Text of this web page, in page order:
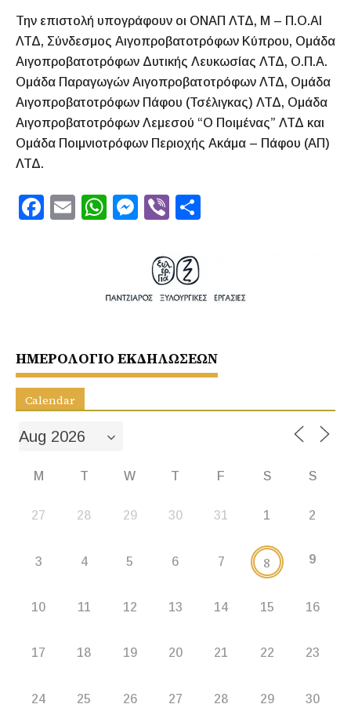
Την επιστολή υπογράφουν οι ΟΝΑΠ ΛΤΔ, Μ – Π.Ο.ΑΙ
ΛΤΔ, Σύνδεσμος Αιγοπροβατοτρόφων Κύπρου, Ομάδα
Αιγοπροβατοτρόφων Δυτικής Λευκωσίας ΛΤΔ, Ο.Π.Α.
Ομάδα Παραγωγών Αιγοπροβατοτρόφων ΛΤΔ, Ομάδα
Αιγοπροβατοτρόφων Πάφου (Τσέλιγκας) ΛΤΔ, Ομάδα
Αιγοπροβατοτρόφων Λεμεσού “Ο Ποιμένας” ΛΤΔ και
Ομάδα Ποιμνιοτρόφων Περιοχής Ακάμα – Πάφου (ΑΠ)
ΛΤΔ.
F
o
k
E
W
A
p
M
e
g
er
Vi
er
ΗΜΕΡΟΛΟΓΙΟ ΕΚΔΗΛΩΣΕΩΝ
Calendar
M T W T F S S
27 28 29 30 31 1 2
3 4 5 6 7 8 9
10 11 12 13 14 15 16
17 18 19 20 21 22 23
24 25 26 27 28 29 30